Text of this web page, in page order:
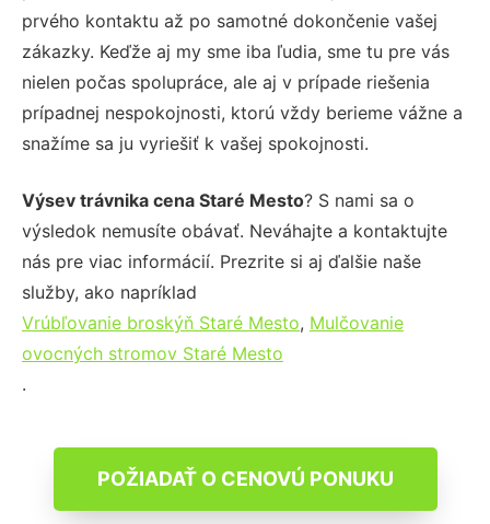
prvého kontaktu až po samotné dokončenie vašej
zákazky. Keďže aj my sme iba ľudia, sme tu pre vás
nielen počas spolupráce, ale aj v prípade riešenia
prípadnej nespokojnosti, ktorú vždy berieme vážne a
snažíme sa ju vyriešiť k vašej spokojnosti.
Výsev trávnika cena Staré Mesto? S nami sa o
výsledok nemusíte obávať. Neváhajte a kontaktujte
nás pre viac informácií. Prezrite si aj ďalšie naše
služby, ako napríklad
Vrúbľovanie broskýň Staré Mesto, Mulčovanie
ovocných stromov Staré Mesto
.
POŽIADAŤ O CENOVÚ PONUKU